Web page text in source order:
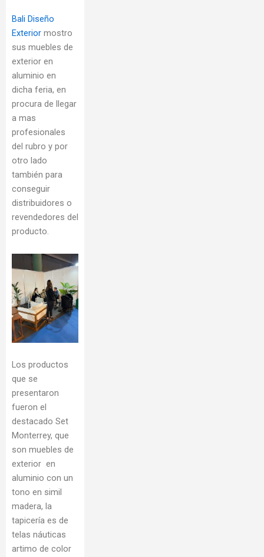
Bali Diseño
Exterior mostro
sus muebles de
exterior en
aluminio en
dicha feria, en
procura de llegar
a mas
profesionales
del rubro y por
otro lado
también para
conseguir
distribuidores o
revendedores del
producto.
Los productos
que se
presentaron
fueron el
destacado Set
Monterrey, que
son muebles de
exterior en
aluminio con un
tono en simil
madera, la
tapicería es de
telas náuticas
artimo de color